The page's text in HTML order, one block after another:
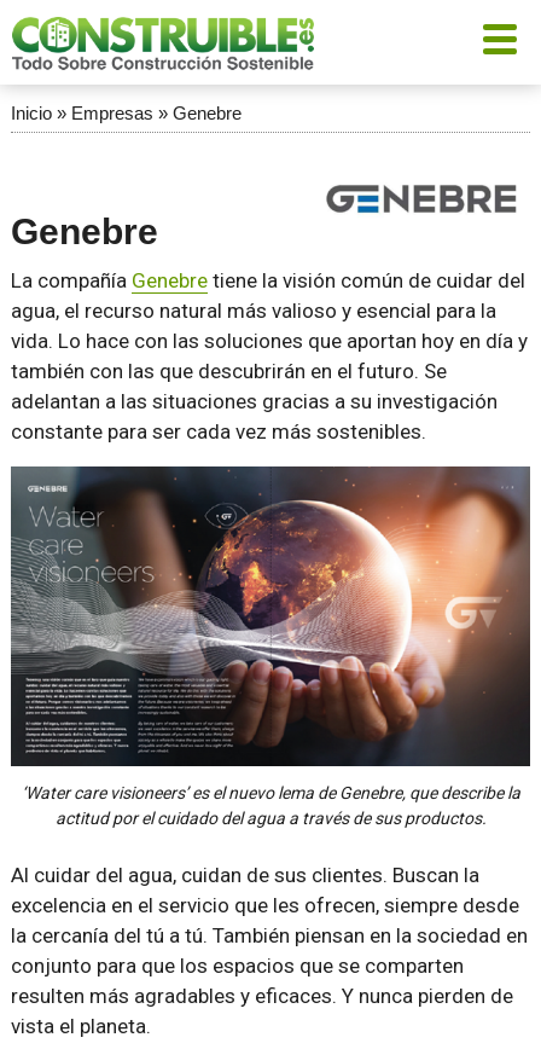
Inicio» Empresas » Genebre
Genebre
La compañía Genebretiene la visión común de cuidar del
agua, el recurso natural más valioso y esencial para la
vida. Lo hace con las soluciones que aportan hoy en día y
también con las que descubrirán en el futuro. Se
adelantan a las situaciones gracias a su investigación
constante para ser cada vez más sostenibles.
‘Water care visioneers’ es el nuevo lema de Genebre, que describe la
actitud por el cuidado del agua a través de sus productos.
Al cuidar del agua, cuidan de sus clientes. Buscan la
excelencia en el servicio que les ofrecen, siempre desde
la cercanía del tú a tú. También piensan en la sociedad en
conjunto para que los espacios que se comparten
resulten más agradables y eficaces. Y nunca pierden de
vista el planeta.